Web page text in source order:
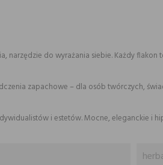
narzędzie do wyrażania siebie. Każdy flakon
zapachowe – dla osób twórczych,
i estetów. Mocne, eleganckie i